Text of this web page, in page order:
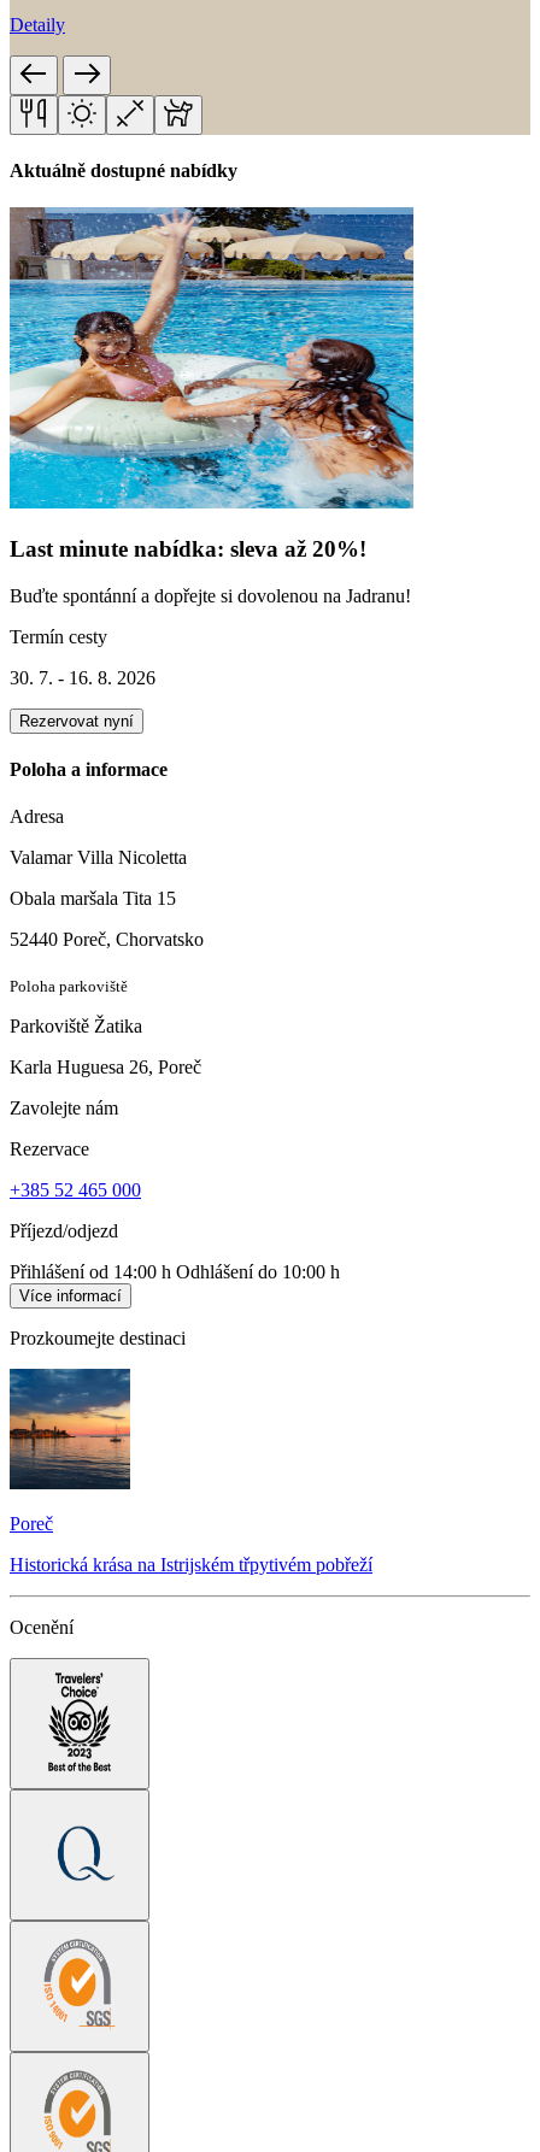
Detaily
Aktuálně dostupné nabídky
Last minute nabídka: sleva až 20%!
Buďte spontánní a dopřejte si dovolenou na Jadranu!
Termín cesty
30. 7. - 16. 8. 2026
Rezervovat nyní
Poloha a informace
Adresa
Valamar Villa Nicoletta
Obala maršala Tita 15
52440 Poreč, Chorvatsko
Poloha parkoviště
Parkoviště Žatika
Karla Huguesa 26, Poreč
Zavolejte nám
Rezervace
+385 52 465 000
Příjezd/odjezd
Přihlášení od 14:00 h Odhlášení do 10:00 h
Více informací
Prozkoumejte destinaci
Poreč
Historická krása na Istrijském třpytivém pobřeží
Ocenění